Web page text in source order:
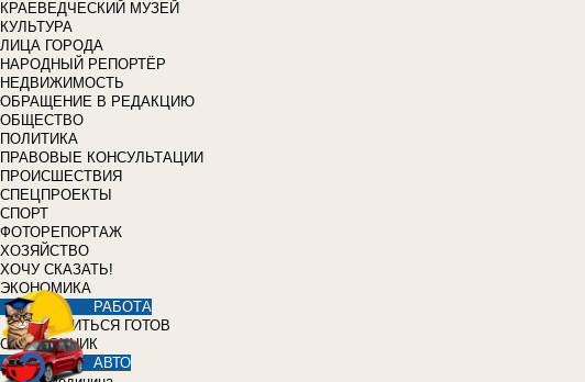
КРАЕВЕДЧЕСКИЙ МУЗЕЙ
КУЛЬТУРА
ЛИЦА ГОРОДА
НАРОДНЫЙ РЕПОРТЁР
НЕДВИЖИМОСТЬ
ОБРАЩЕНИЕ В РЕДАКЦИЮ
ОБЩЕСТВО
ПОЛИТИКА
ПРАВОВЫЕ КОНСУЛЬТАЦИИ
ПРОИСШЕСТВИЯ
СПЕЦПРОЕКТЫ
СПОРТ
ФОТОРЕПОРТАЖ
ХОЗЯЙСТВО
ХОЧУ СКАЗАТЬ!
ЭКОНОМИКА
РАБОТА
УЧИТЬСЯ ГОТОВ
СПРАВОЧНИК
АВТО